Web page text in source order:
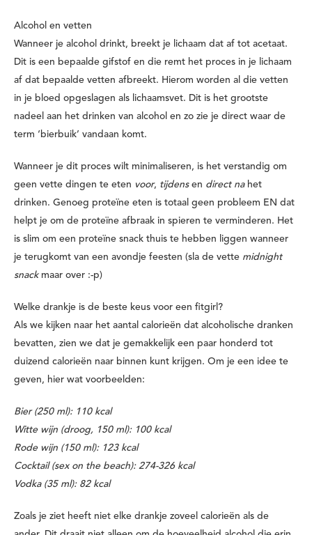
Alcohol en vetten
Wanneer je alcohol drinkt, breekt je lichaam dat af tot acetaat.
Dit is een bepaalde gifstof en die remt het proces in je lichaam
af dat bepaalde vetten afbreekt. Hierom worden al die vetten
in je bloed opgeslagen als lichaamsvet. Dit is het grootste
nadeel aan het drinken van alcohol en zo zie je direct waar de
term ‘bierbuik’ vandaan komt.
Wanneer je dit proces wilt minimaliseren, is het verstandig om
geen vette dingen te eten voor, tijdensen direct nahet
drinken. Genoeg proteïne eten is totaal geen probleem EN dat
helpt je om de proteïne afbraak in spieren te verminderen. Het
is slim om een proteïne snack thuis te hebben liggen wanneer
je terugkomt van een avondje feesten (sla de vette midnight
snack maar over :-p)
Welke drankje is de beste keus voor een fitgirl?
Als we kijken naar het aantal calorieën dat alcoholische dranken
bevatten, zien we dat je gemakkelijk een paar honderd tot
duizend calorieën naar binnen kunt krijgen. Om je een idee te
geven, hier wat voorbeelden:
Bier (250 ml): 110 kcal
Witte wijn (droog, 150 ml): 100 kcal
Rode wijn (150 ml): 123 kcal
Cocktail (sex on the beach): 274-326 kcal
Vodka (35 ml): 82 kcal
Zoals je ziet heeft niet elke drankje zoveel calorieën als de